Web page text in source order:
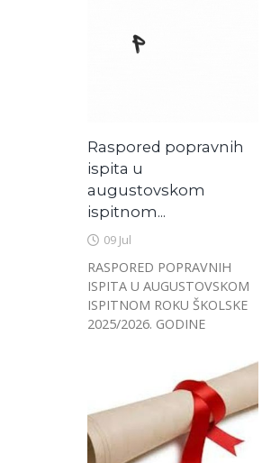
Raspored popravnih
ispita u
augustovskom
ispitnom...
09 Jul
RASPORED POPRAVNIH
ISPITA U AUGUSTOVSKOM
ISPITNOM ROKU ŠKOLSKE
2025/2026. GODINE